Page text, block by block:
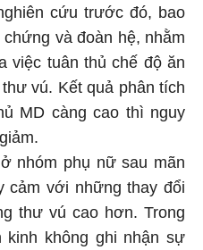
cứu trước đó, bao
và đoàn hệ, nhằm
việc tuân thủ chế độ ăn
vú. Kết quả phân tích
MD càng cao thì nguy
nhóm phụ nữ sau mãn
cảm với những thay đổi
thư vú cao hơn. Trong
không ghi nhận sự